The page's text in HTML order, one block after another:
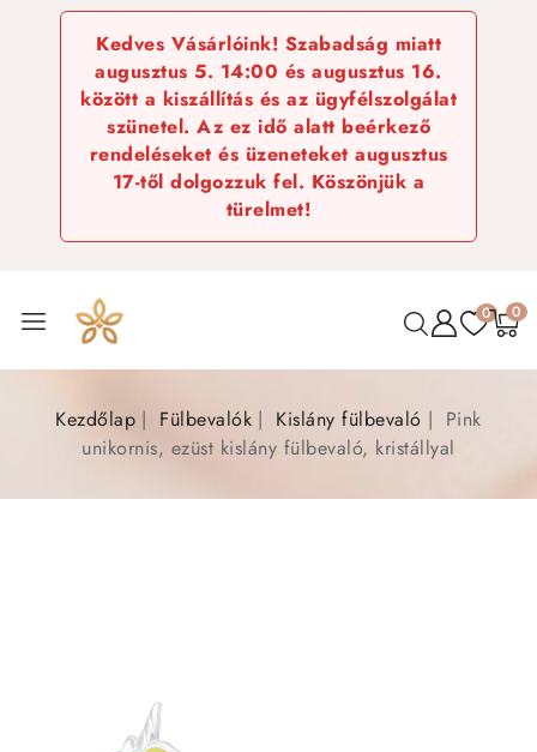
Kedves Vásárlóink! Szabadság miatt
augusztus 5. 14:00 és augusztus 16.
között a kiszállítás és az ügyfélszolgálat
szünetel. Az ez idő alatt beérkező
rendeléseket és üzeneteket augusztus
17-től dolgozzuk fel. Köszönjük a
türelmet!
0 0
Kezdőlap Fülbevalók Kislány fülbevaló
Pink
unikornis, ezüst kislány fülbevaló, kristállyal